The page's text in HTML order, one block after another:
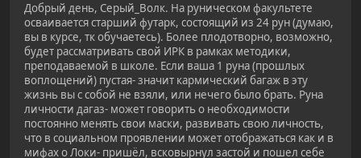
Добрый день, Серый_Волк. На руническом факультете
осваивается старший футарк, состоящий из 24 рун (думаю,
вы в курсе, тк обучаетесь). Более плодотворно, возможно,
будет рассматривать свой ИРК в рамках методики,
преподаваемой в школе. Если ваша 1 руна (прошлых
воплощений) пустая- значит кармический багаж в эту
жизнь вы с собой не взяли, или нечего было брать. Руна
личности дагаз- может говорить о необходимости
постоянно менять свои маски, развивать свою личность,
что в социальном проявлении может отображаться как и в
мифах о Локи- пришёл, всковырнул застой и пошел себе